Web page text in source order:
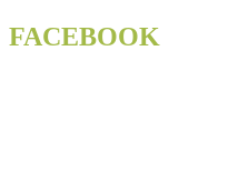
FACEBOOK